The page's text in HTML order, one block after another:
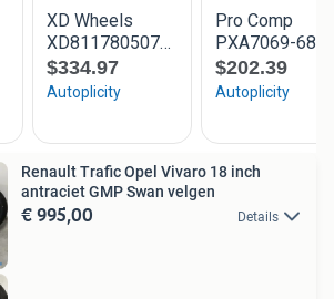
Renault Trafic Opel Vivaro 18 inch
antraciet GMP Swan velgen
€ 995,00 Details